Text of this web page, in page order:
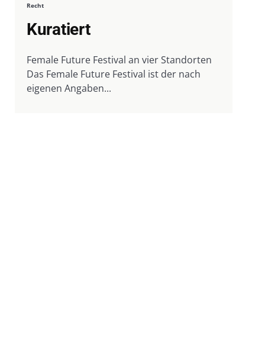
Recht
Kuratiert
Female Future Festival an vier Standorten
Das Female Future Festival ist der nach
eigenen Angaben...